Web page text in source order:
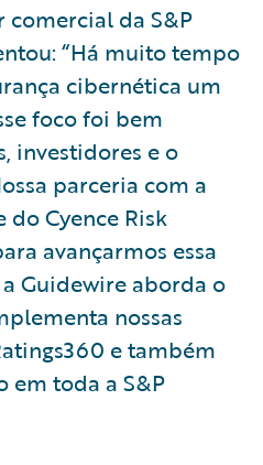
comercial da S&P
“Há muito tempo
cibernética um
foco foi bem
investidores e o
parceria com a
Cyence Risk
avançarmos essa
Guidewire aborda o
nossas
e também
em toda a S&P